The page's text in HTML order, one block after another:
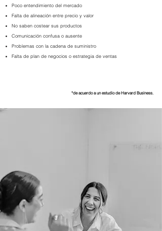
Poco entendimiento del mercado
Falta de alineación entre precio y valor
No saben costear sus productos
Comunicación confusa o ausente
Problemas con la cadena de suministro
Falta de plan de negocios o estrategia de ventas
*de acuerdo a un estudio de Harvard Business.